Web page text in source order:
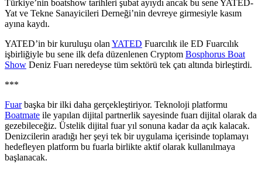
Türkiye’nin boatshow tarihleri şubat ayıydı ancak bu sene YATED-
Yat ve Tekne Sanayicileri Derneği’nin devreye girmesiyle kasım
ayına kaydı.
YATED’in bir kuruluşu olan YATED Fuarcılık ile ED Fuarcılık
işbirliğiyle bu sene ilk defa düzenlenen Cryptom Bosphorus Boat
Show Deniz Fuarı neredeyse tüm sektörü tek çatı altında birleştirdi.
***
Fuarbaşka bir ilki daha gerçekleştiriyor. Teknoloji platformu
Boatmate ile yapılan dijital partnerlik sayesinde fuarı dijital olarak da
gezebileceğiz. Üstelik dijital fuar yıl sonuna kadar da açık kalacak.
Denizcilerin aradığı her şeyi tek bir uygulama içerisinde toplamayı
hedefleyen platform bu fuarla birlikte aktif olarak kullanılmaya
başlanacak.